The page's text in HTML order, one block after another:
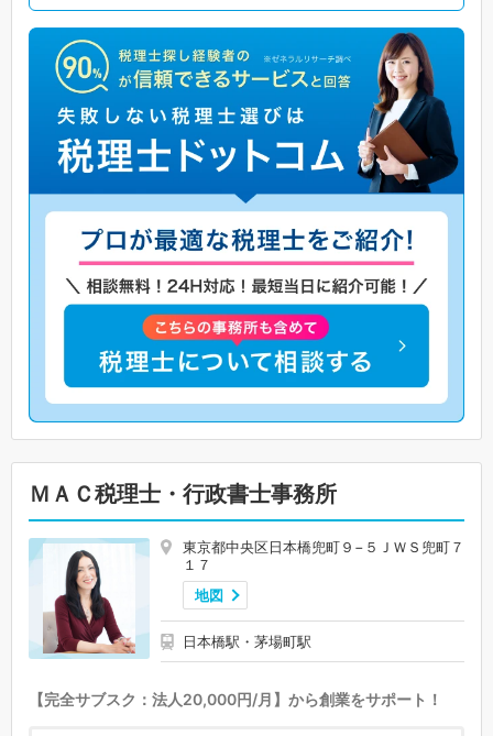
ＭＡＣ税理士・行政書士事務所
東京都中央区日本橋兜町９−５ＪＷＳ兜町７
１７
地図
日本橋駅・茅場町駅
【完全サブスク：法人20,000円/月】から創業をサポート！